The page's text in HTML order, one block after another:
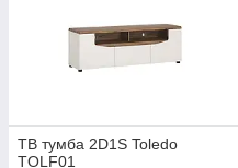
ТВ тумба 2D1S Toledo
TOLF01